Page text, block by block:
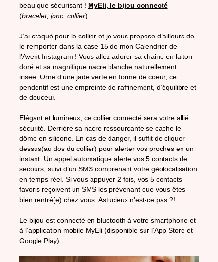
beau que sécurisant ! MyEli, le bijou connecté
(bracelet, jonc, collier).
J’ai craqué pour le collier et je vous propose d’ailleurs de
le remporter dans la case 15 de mon Calendrier de
l’Avent Instagram ! Vous allez adorer sa chaine en laiton
doré et sa magnifique nacre blanche naturellement
irisée. Orné d’une jade verte en forme de coeur, ce
pendentif est une empreinte de raffinement, d’équilibre et
de douceur.
Elégant et lumineux, ce collier connecté sera votre allié
sécurité. Derrière sa nacre ressourçante se cache le
dôme en silicone. En cas de danger, il suffit de cliquer
dessus(au dos du collier) pour alerter vos proches en un
instant. Un appel automatique alerte vos 5 contacts de
secours, suivi d’un SMS comprenant votre géolocalisation
en temps réel. Si vous appuyer 2 fois, vos 5 contacts
favoris reçoivent un SMS les prévenant que vous êtes
bien rentré(e) chez vous. Astucieux n’est-ce pas ?!
Le bijou est connecté en bluetooth à votre smartphone et
à l’application mobile MyEli (disponible sur l’App Store et
Google Play).